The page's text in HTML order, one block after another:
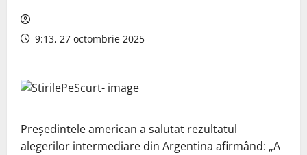
9:13, 27 octombrie 2025
Președintele american a salutat rezultatul
alegerilor intermediare din Argentina afirmând: „A